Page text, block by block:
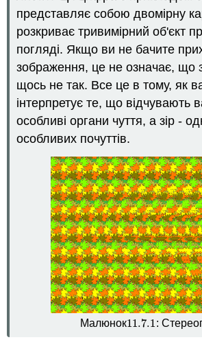
рецептори
Дотик
Бачення
Як
працює
око
Роль
мозку
в
зорі
Проблеми
із
зором
короткозорість
Далекозорість
Пресбіопія
Слухання
Смак
запах
Характеристика:
Біологія
представляє собою двомірну
розкриває тривимірний об'єкт
погляді. Якщо ви не бачите
зображення, це не означає, що
щось не так. Все це в тому, як
інтерпретує те, що відчувають
особливі органи чуття, а зір -
особливих почуттів.
Малюнок11.7.1
11.7.1: